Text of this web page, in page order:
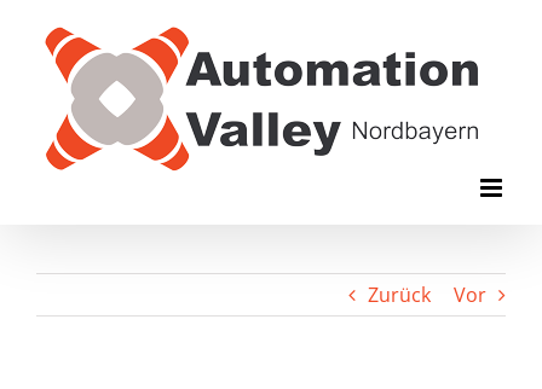
Inhalt
springen
Zurück Vor